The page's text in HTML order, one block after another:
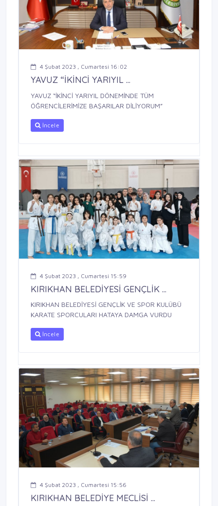
4 Şubat 2023 , Cumartesi 16:02
YAVUZ “İKİNCİ YARIYIL ...
YAVUZ “İKİNCİ YARIYIL DÖNEMİNDE TÜM
ÖĞRENCİLERİMİZE BAŞARILAR DİLİYORUM”
İncele
4 Şubat 2023 , Cumartesi 15:59
KIRIKHAN BELEDİYESİ GENÇLİK ...
KIRIKHAN BELEDİYESİ GENÇLİK VE SPOR KULÜBÜ
KARATE SPORCULARI HATAYA DAMGA VURDU
İncele
4 Şubat 2023 , Cumartesi 15:56
KIRIKHAN BELEDİYE MECLİSİ ...